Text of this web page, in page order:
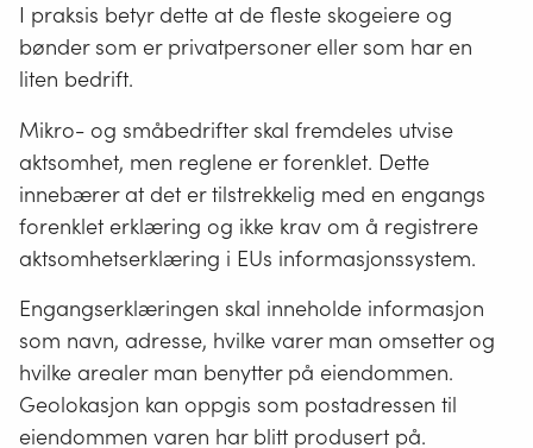
I praksis betyr dette at de fleste skogeiere og
bønder som er privatpersoner eller som har en
liten bedrift.
Mikro- og småbedrifter skal fremdeles utvise
aktsomhet, men reglene er forenklet. Dette
innebærer at det er tilstrekkelig med en engangs
forenklet erklæring og ikke krav om å registrere
aktsomhetserklæring i EUs informasjonssystem.
Engangserklæringen skal inneholde informasjon
som navn, adresse, hvilke varer man omsetter og
hvilke arealer man benytter på eiendommen.
Geolokasjon kan oppgis som postadressen til
eiendommen varen har blitt produsert på.